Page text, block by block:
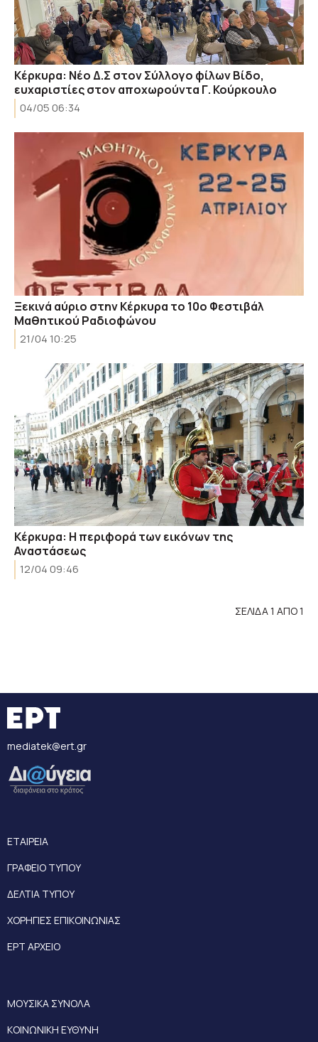
Κέρκυρα: Νέο Δ.Σ στον Σύλλογο φίλων Βίδο,
ευχαριστίες στον αποχωρούντα Γ. Κούρκουλο
04/05 06:34
Ξεκινά αύριο στην Κέρκυρα το 10ο Φεστιβάλ
Μαθητικού Ραδιοφώνου
21/04 10:25
Κέρκυρα: Η περιφορά των εικόνων της
Αναστάσεως
12/04 09:46
ΣΕΛΙΔΑ 1 ΑΠΟ 1
mediatek@ert.gr
ΕΤΑΙΡΕΙΑ
ΓΡΑΦΕΙΟ ΤΥΠΟΥ
ΔΕΛΤΙΑ ΤΥΠΟΥ
ΧΟΡΗΓΙΕΣ ΕΠΙΚΟΙΝΩΝΙΑΣ
ΕΡΤ ΑΡΧΕΙΟ
ΜΟΥΣΙΚΑ ΣΥΝΟΛΑ
ΚΟΙΝΩΝΙΚΗ ΕΥΘΥΝΗ